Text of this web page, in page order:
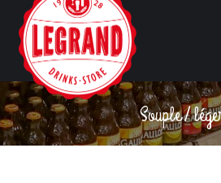
Souple /
Vous